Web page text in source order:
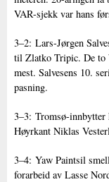
VAR-sjekk var hans
3–2: Lars-Jørgen
til Zlatko Tripic. De to
mest. Salvesens 10.
pasning.
3–3: Tromsø-innbytter
Høyrkant Niklas
3–4: Yaw Paintsil
forarbeid av Lasse